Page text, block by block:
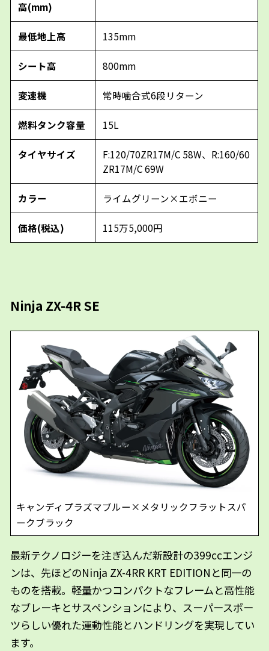
高(mm)
最低地上高 135mm
シート高 800mm
変速機 常時噛合式6段リターン
燃料タンク容量 15L
タイヤサイズ
F:120/70ZR17M/C 58W、R:160/60
ZR17M/C 69W
カラー ライムグリーン×エボニー
価格(税込) 115万5,000円
Ninja ZX-4R SE
キャンディプラズマブルー×メタリックフラットスパ
ークブラック
最新テクノロジーを注ぎ込んだ新設計の399ccエンジ
ンは、先ほどのNinja ZX-4RR KRT EDITIONと同一の
ものを搭載。軽量かつコンパクトなフレームと高性能
なブレーキとサスペンションにより、スーパースポー
ツらしい優れた運動性能とハンドリングを実現してい
ます。